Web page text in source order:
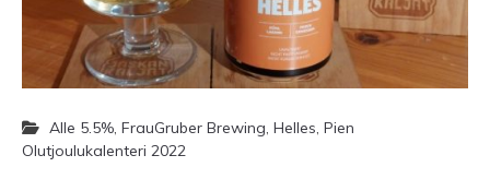
Alle 5.5%, FrauGruber Brewing, Helles, Pien
Olutjoulukalenteri 2022